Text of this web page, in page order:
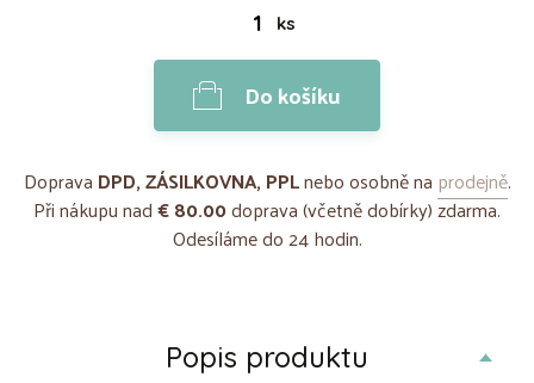
ks
Do košíku
Doprava DPD, ZÁSILKOVNA, PPLnebo osobně na prodejně.
Při nákupu nad€ 80.00doprava (včetně dobírky) zdarma.
Odesíláme do 24 hodin.
Popis produktu